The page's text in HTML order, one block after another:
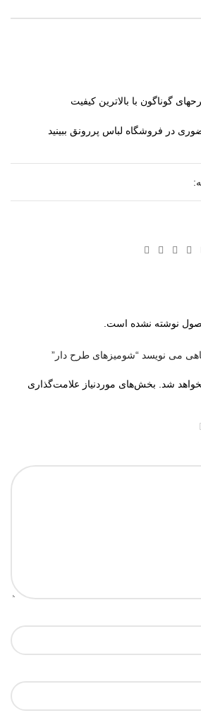
گوناگون با بالاترین کیفیت
در فروشگاه لباس پررونق ببینید
نوشته نشده است.
می نویسد “شومیزهای طرح دار”
شد.
بخش‌های موردنیاز علامت‌گذاری